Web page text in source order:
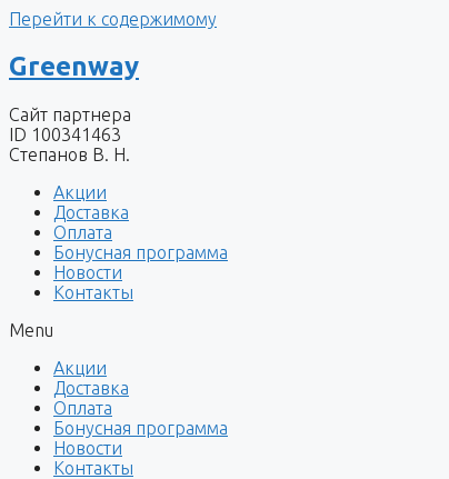
Перейти к содержимому
Greenway
Сайт партнера
ID 100341463
Степанов В. Н.
Акции
Доставка
Оплата
Бонусная программа
Новости
Контакты
Menu
Акции
Доставка
Оплата
Бонусная программа
Новости
Контакты